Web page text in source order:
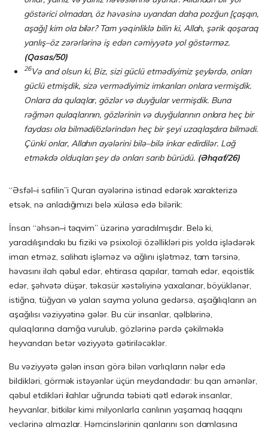
göstərici olmadan, öz həvəsinə uyandan daha poz­ğun [çaşqın,
aşağı] kim ola bilər? Tam yəqinliklə bilin ki, Allah, şərik qoşaraq
yan­lış–öz zərərlərinə iş edən cəmiyyətə yol göstərməz.
(Qasas/50)
26Və and olsun ki, Biz, sizi güclü etmədiyimiz şeylərdə, onları
güclü etmişdik, sizə vermədiyimiz imkanları onlara vermişdik.
Onlara da qulaqlar, gözlər və duyğular vermişdik. Buna
rəğmən qulaqlarının, gözlərinin və duyğularının onlara heç bir
faydası ola bilmədi/özlərindən heç bir şeyi uzaqlaşdıra bilmədi.
Çünki onlar, Allahın ayələrini bilə–bilə inkar edirdilər. Lağ
etməkdə olduqları şey də onları sarıb bürüdü. (Əhqaf/26)
“Əsfəl–i safilin”i Quran ayələrinə istinad edərək xarakterizə
etsək, nə anladığımızı belə xülasə edə bilərik:
İnsan “əhsən–i təqvim” üzərinə yaradılmışdır. Belə ki,
yaradılışındakı bu fiziki və psixoloji özəllikləri pis yolda işlədərək
iman etməz, salihatı işləməz və ağlını işlətməz, tam tərsinə,
həvasını ilah qəbul edər, ehtirasa qapılar, tamah edər, eqoistlik
edər, şəhvətə düşər, təkasür xəstəliyinə yaxalanar, böyüklənər,
istiğna, tüğyan və yalan sayma yoluna gedərsə, aşağılıqların ən
aşağılısı vəziyyətinə gələr. Bu cür insanlar, qəlblərinə,
qulaqlarına damğa vurulub, gözlərinə pərdə çəkilməklə
heyvandan betər vəziyyətə gətiriləcəklər.
Bu vəziyyətə gələn insan görə bilən varlıqların nələr edə
bildikləri, görmək istəyənlər üçün meydandadır: bu qan əmənlər,
qəbul etdikləri ilahlar uğrunda təbiəti qətl edərək insanlar,
heyvanlar, bitkilər kimi milyonlarla canlının yaşamaq haqqını
veclərinə almazlar. Həmcinslərinin qanlarını son damlasına